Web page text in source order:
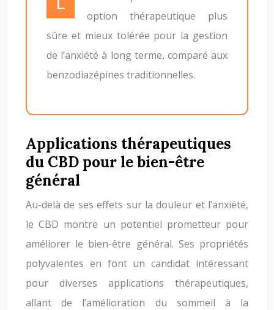
option thérapeutique plus
sûre et mieux tolérée pour la gestion
de l’anxiété à long terme, comparé aux
benzodiazépines traditionnelles.
Applications thérapeutiques
du CBD pour le bien-être
général
Au-delà de ses effets sur la douleur et l’anxiété,
le CBD montre un potentiel prometteur pour
améliorer le bien-être général. Ses propriétés
polyvalentes en font un candidat intéressant
pour diverses applications thérapeutiques,
allant de l’amélioration du sommeil à la